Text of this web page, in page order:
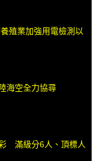
殖業加強用電檢測以
海空全力協尋
滿級分6人、頂標人